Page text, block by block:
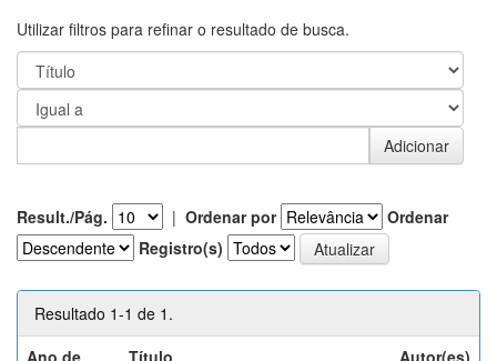
Utilizar filtros para refinar o resultado de busca.
Result./Pág. | Ordenar por
Ordenar
Registro(s)
Resultado 1-1 de 1.
Ano de
Título Autor(es)